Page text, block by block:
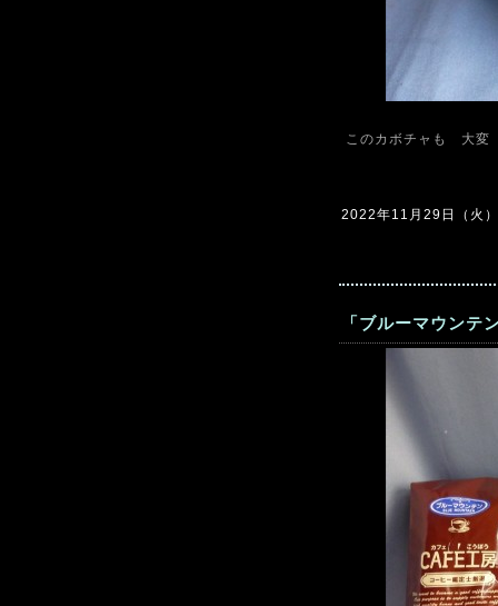
このカボチャも 大
2022年11月29日（火
「ブルーマウン